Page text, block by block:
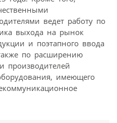
ведет работу по
выхода на рынок
и поэтапного ввода
по расширению
производителей
имеющего